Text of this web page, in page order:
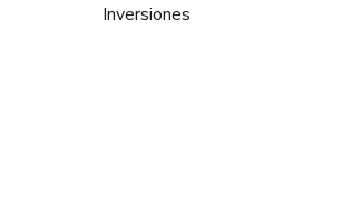
Inversiones